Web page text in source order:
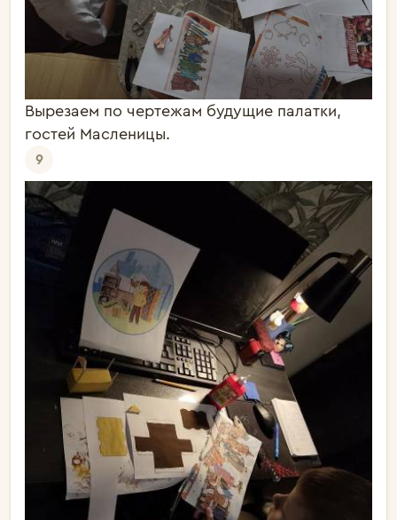
Вырезаем по чертежам будущие палатки,
гостей Масленицы.
9